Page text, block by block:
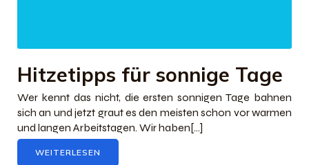
Hitzetipps für sonnige Tage
Wer kennt das nicht, die ersten sonnigen Tage bahnen
sich an und jetzt graut es den meisten schon vor warmen
und langen Arbeitstagen. Wir haben[…]
WEITERLESEN